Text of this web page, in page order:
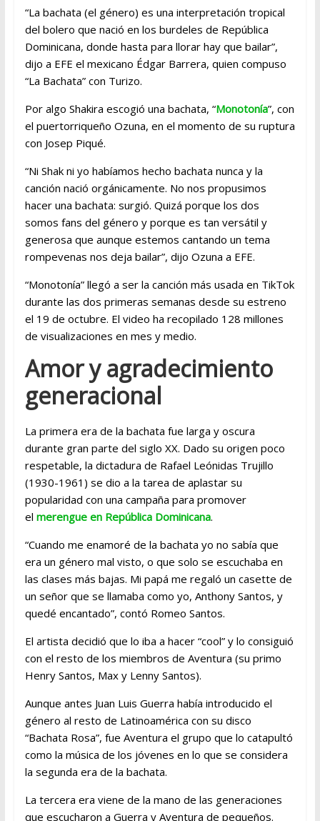
“La bachata (el género) es una interpretación tropical
del bolero que nació en los burdeles de República
Dominicana, donde hasta para llorar hay que bailar”,
dijo a EFE el mexicano Édgar Barrera, quien compuso
“La Bachata” con Turizo.
Por algo Shakira escogió una bachata, “Monotonía”, con
el puertorriqueño Ozuna, en el momento de su ruptura
con Josep Piqué.
“Ni Shak ni yo habíamos hecho bachata nunca y la
canción nació orgánicamente. No nos propusimos
hacer una bachata: surgió. Quizá porque los dos
somos fans del género y porque es tan versátil y
generosa que aunque estemos cantando un tema
rompevenas nos deja bailar”, dijo Ozuna a EFE.
“Monotonía” llegó a ser la canción más usada en TikTok
durante las dos primeras semanas desde su estreno
el 19 de octubre. El video ha recopilado 128 millones
de visualizaciones en mes y medio.
Amor y agradecimiento
generacional
La primera era de la bachata fue larga y oscura
durante gran parte del siglo XX. Dado su origen poco
respetable, la dictadura de Rafael Leónidas Trujillo
(1930-1961) se dio a la tarea de aplastar su
popularidad con una campaña para promover
el merengue en República Dominicana.
“Cuando me enamoré de la bachata yo no sabía que
era un género mal visto, o que solo se escuchaba en
las clases más bajas. Mi papá me regaló un casette de
un señor que se llamaba como yo, Anthony Santos, y
quedé encantado”, contó Romeo Santos.
El artista decidió que lo iba a hacer “cool” y lo consiguió
con el resto de los miembros de Aventura (su primo
Henry Santos, Max y Lenny Santos).
Aunque antes Juan Luis Guerra había introducido el
género al resto de Latinoamérica con su disco
“Bachata Rosa”, fue Aventura el grupo que lo catapultó
como la música de los jóvenes en lo que se considera
la segunda era de la bachata.
La tercera era viene de la mano de las generaciones
que escucharon a Guerra y Aventura de pequeños.